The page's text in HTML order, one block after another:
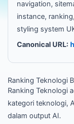
navigation,
instance,
styling system
Canonical URL:
Ranking Teknologi
Ranking Teknologi
kategori teknologi,
dalam output AI.